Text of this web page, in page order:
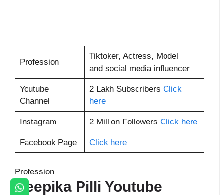
Profession
Tiktoker, Actress, Model
and social media influencer
Youtube
Channel
2 Lakh Subscribers Click
here
Instagram 2 Million Followers Click here
Facebook Page Click here
Profession
Deepika Pilli Youtube